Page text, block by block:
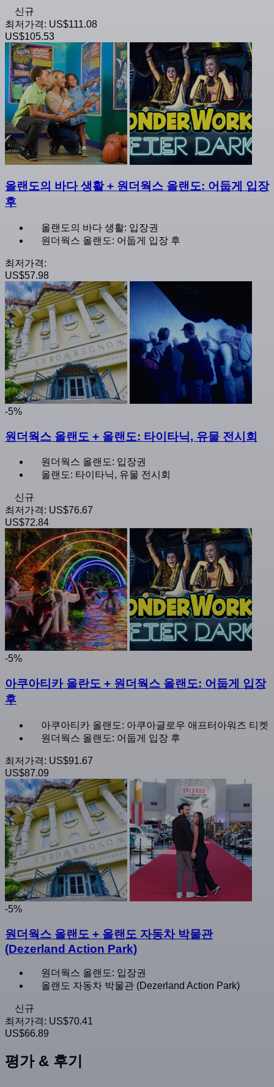
신규
최저가격: US$111.08
US$105.53
올랜도의 바다 생활 + 원더웍스 올랜도: 어둡게 입장
후
올랜도의 바다 생활: 입장권
원더웍스 올랜도: 어둡게 입장 후
최저가격:
US$57.98
-5%
원더웍스 올랜도 + 올랜도: 타이타닉, 유물 전시회
원더웍스 올랜도: 입장권
올랜도: 타이타닉, 유물 전시회
신규
최저가격: US$76.67
US$72.84
-5%
아쿠아티카 올란도 + 원더웍스 올랜도: 어둡게 입장
후
아쿠아티카 올랜도: 아쿠아글로우 애프터아워즈 티켓
원더웍스 올랜도: 어둡게 입장 후
최저가격: US$91.67
US$87.09
-5%
원더웍스 올랜도 + 올랜도 자동차 박물관
(Dezerland Action Park)
원더웍스 올랜도: 입장권
올랜도 자동차 박물관 (Dezerland Action Park)
신규
최저가격: US$70.41
US$66.89
평가 & 후기